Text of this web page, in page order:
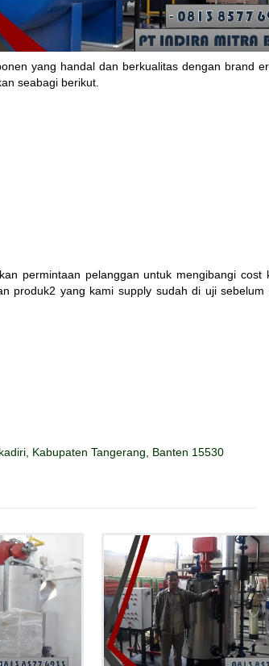
yang handal dan berkualitas dengan brand
seabagi berikut.
permintaan pelanggan untuk mengibangi cost
produk2 yang kami supply sudah di uji
Kabupaten Tangerang, Banten 15530